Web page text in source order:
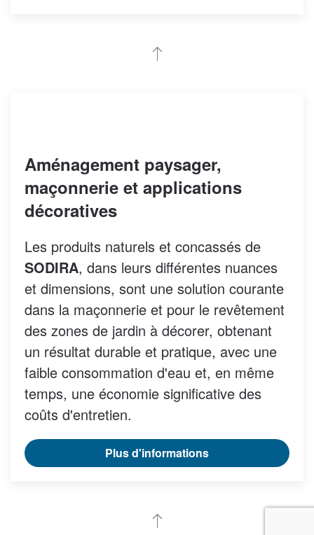
Aménagement paysager,
maçonnerie et applications
décoratives
Les produits naturels et concassés de
SODIRA, dans leurs différentes nuances
et dimensions, sont une solution courante
dans la maçonnerie et pour le revêtement
des zones de jardin à décorer, obtenant
un résultat durable et pratique, avec une
faible consommation d'eau et, en même
temps, une économie significative des
coûts d'entretien.
Plus d'informations